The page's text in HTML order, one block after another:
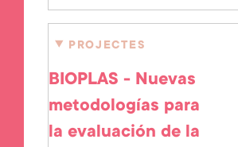
PROJECTES
BIOPLAS - Nuevas
metodologías para
la evaluación de la